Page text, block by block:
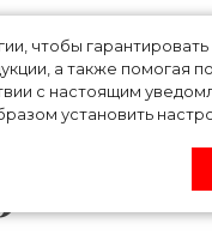
чтобы
а также
с настоящим
установить